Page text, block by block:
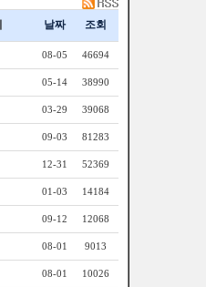
날짜 조회
08-05 46694
05-14 38990
03-29 39068
09-03 81283
12-31 52369
01-03 14184
09-12 12068
08-01 9013
08-01 10026